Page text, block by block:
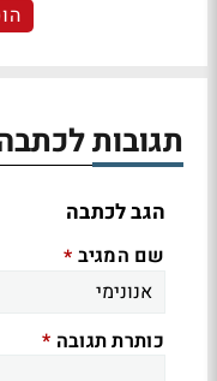
תגובות
הגב לכתבה
שם המגיב *
כותרת תגובה *